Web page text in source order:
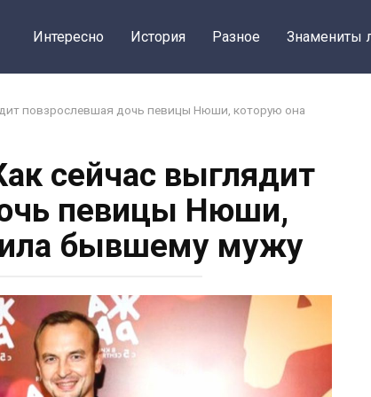
Интересно История Разное Знамениты
повзрослевшая дочь певицы Нюши, которую она
сейчас выглядит
певицы Нюши,
бывшему мужу